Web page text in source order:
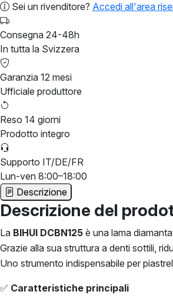
Sei un rivenditore? Accedi all'area
Consegna 24-48h
In tutta la Svizzera
Garanzia 12 mesi
Ufficiale produttore
Reso 14 giorni
Prodotto integro
Supporto IT/DE/FR
Lun-ven 8:00–18:00
Descrizione
Descrizione del
La BIHUI DCBN125 è una lama
Grazie alla sua struttura a denti sottili,
Uno strumento indispensabile per
✅ Caratteristiche principali